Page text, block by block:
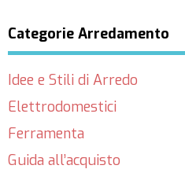
Categorie Arredamento
Idee e Stili di Arredo
Elettrodomestici
Ferramenta
Guida all’acquisto